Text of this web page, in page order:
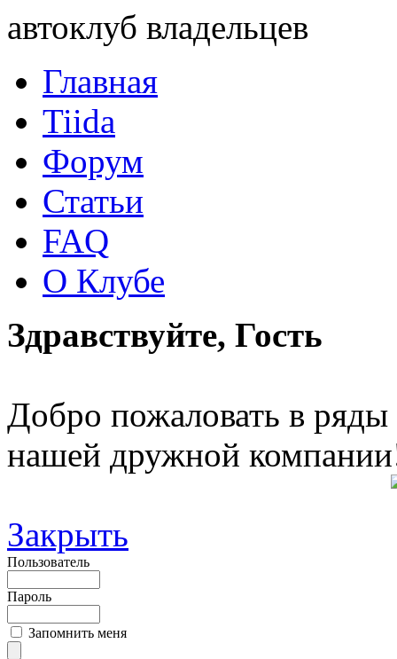
автоклуб владельцев
Главная
Tiida
Форум
Статьи
FAQ
О Клубе
Здравствуйте, Гость
Добро пожаловать в ряды
нашей дружной
Закрыть
Пользователь
Пароль
Запомнить меня